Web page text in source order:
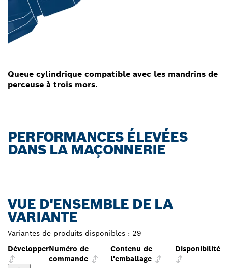
Queue cylindrique compatible avec les mandrins de
perceuse à trois mors.
PERFORMANCES ÉLEVÉES
DANS LA MAÇONNERIE
VUE D'ENSEMBLE DE LA
VARIANTE
Variantes de produits disponibles : 29
DévelopperNuméro de
commande
Contenu de
l'emballage
Disponibilité